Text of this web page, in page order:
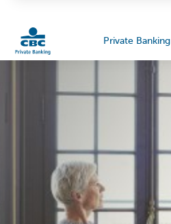
Private Banking